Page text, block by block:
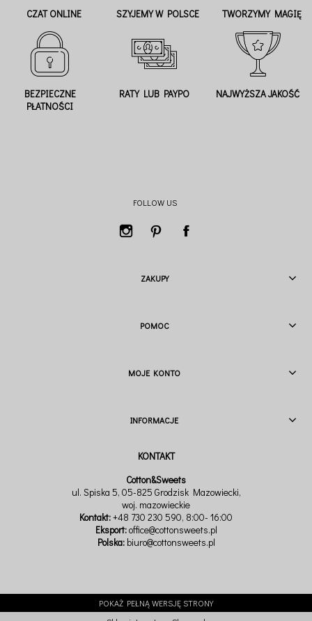
CZAT ONLINE SZYJEMY W POLSCE TWORZYMY MAGIĘ
BEZPIECZNE
PŁATNOŚCI
RATY LUB PAYPO NAJWYŻSZA JAKOŚĆ
FOLLOW US
ZAKUPY
POMOC
MOJE KONTO
INFORMACJE
Cotton&Sweets
ul. Spiska 5, 05-825 Grodzisk Mazowiecki,
woj. mazowieckie
Kontakt:+48 730 230 590, 8:00- 16:00
Eksport:office@cottonsweets.pl
Polska: biuro@cottonsweets.pl
POKAŻ PEŁNĄ WERSJĘ STRONY